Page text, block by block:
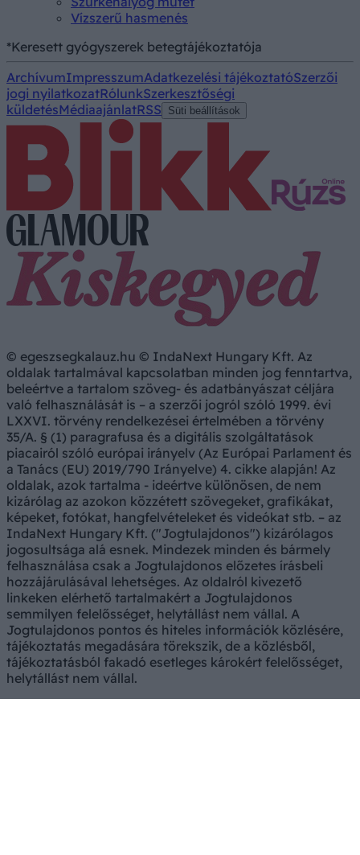
Vízszerű hasmenés
*Keresett gyógyszerek betegtájékoztatója
ArchívumImpresszumAdatkezelési tájékoztatóSzerzői
jogi nyilatkozatRólunkSzerkesztőségi
küldetésMédiaajánlatRSS Süti beállítások
© egeszsegkalauz.hu © IndaNext Hungary Kft. Az
oldalak tartalmával kapcsolatban minden jog fenntartva,
beleértve a tartalom szöveg- és adatbányászat céljára
való felhasználását is – a szerzői jogról szóló 1999. évi
LXXVI. törvény rendelkezései értelmében a törvény
35/A. § (1) paragrafusa és a digitális szolgáltatások
piacairól szóló európai irányelv (Az Európai Parlament és
a Tanács (EU) 2019/790 Irányelve) 4. cikke alapján! Az
oldalak, azok tartalma - ideértve különösen, de nem
kizárólag az azokon közzétett szövegeket, grafikákat,
képeket, fotókat, hangfelvételeket és videókat stb. – az
IndaNext Hungary Kft. ("Jogtulajdonos") kizárólagos
jogosultsága alá esnek. Mindezek minden és bármely
felhasználása csak a Jogtulajdonos előzetes írásbeli
hozzájárulásával lehetséges. Az oldalról kivezető
linkeken elérhető tartalmakért a Jogtulajdonos
semmilyen felelősséget, helytállást nem vállal. A
Jogtulajdonos pontos és hiteles információk közlésére,
tájékoztatás megadására törekszik, de a közlésből,
tájékoztatásból fakadó esetleges károkért felelősséget,
helytállást nem vállal.